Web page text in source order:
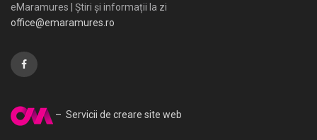
eMaramures | Știri și informații la zi
office@emaramures.ro
– Servicii de creare site web